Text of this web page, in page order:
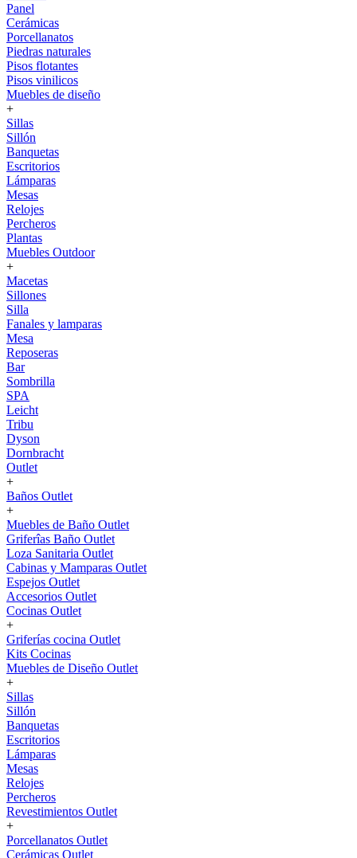
Panel
Cerámicas
Porcellanatos
Piedras naturales
Pisos flotantes
Pisos vinilicos
Muebles de diseño
+
Sillas
Sillón
Banquetas
Escritorios
Lámparas
Mesas
Relojes
Percheros
Plantas
Muebles Outdoor
+
Macetas
Sillones
Silla
Fanales y lamparas
Mesa
Reposeras
Bar
Sombrilla
SPA
Leicht
Tribu
Dyson
Dornbracht
Outlet
+
Baños Outlet
+
Muebles de Baño Outlet
Griferîas Baño Outlet
Loza Sanitaria Outlet
Cabinas y Mamparas Outlet
Espejos Outlet
Accesorios Outlet
Cocinas Outlet
+
Griferías cocina Outlet
Kits Cocinas
Muebles de Diseño Outlet
+
Sillas
Sillón
Banquetas
Escritorios
Lámparas
Mesas
Relojes
Percheros
Revestimientos Outlet
+
Porcellanatos Outlet
Cerámicas Outlet